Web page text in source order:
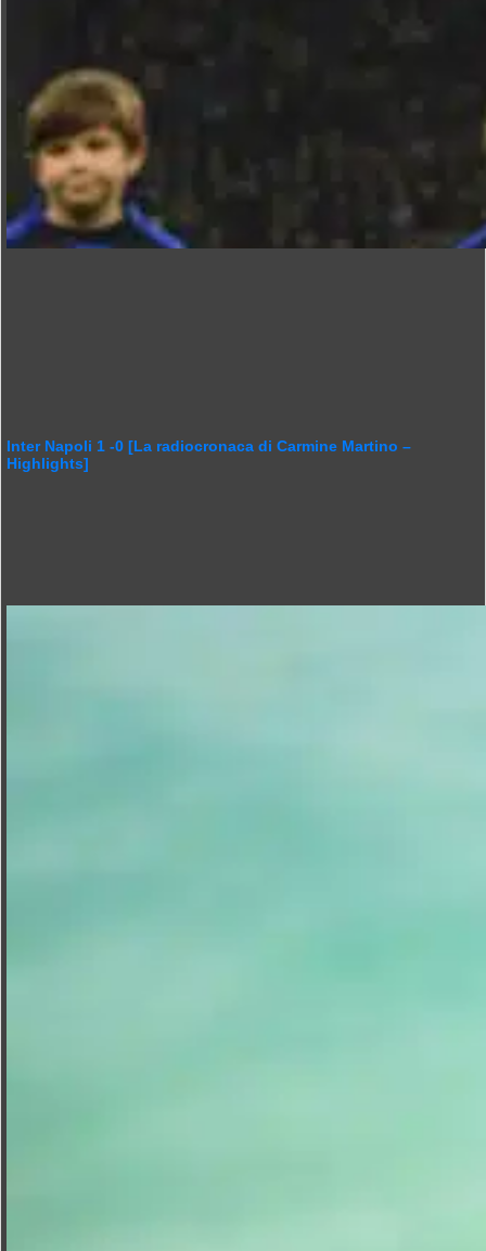
Inter Napoli 1 -0 [La radiocronaca di Carmine Martino –
Highlights]